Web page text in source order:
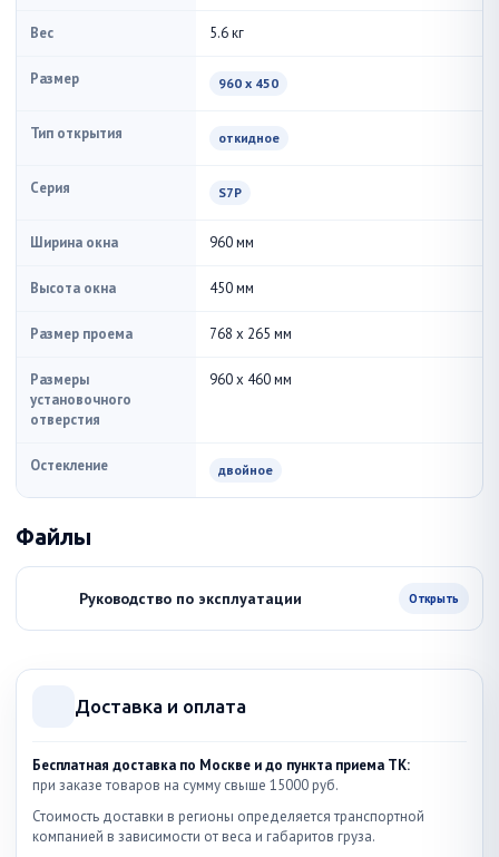
Вес 5.6 кг
Размер 960 x 450
Тип открытия откидное
Серия S7P
Ширина окна 960 мм
Высота окна 450 мм
Размер проема 768 x 265 мм
Размеры
установочного
отверстия
960 x 460 мм
Остекление двойное
Файлы
Руководство по эксплуатации Открыть
Доставка и оплата
Бесплатная доставка по Москве и до пункта приема ТК:
при заказе товаров на сумму свыше 15000 руб.
Стоимость доставки в регионы определяется транспортной
компанией в зависимости от веса и габаритов груза.